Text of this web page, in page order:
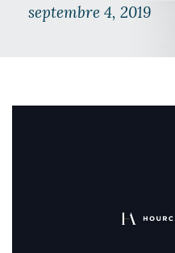
septembre 4, 2019